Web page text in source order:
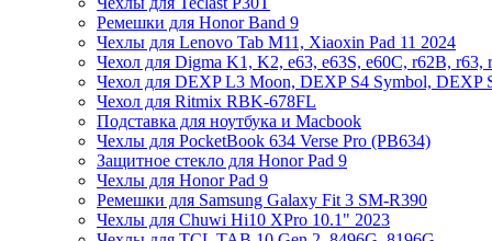
Ремешки для Honor Band 9
Чехлы для Lenovo Tab M11, Xiaoxin Pad 11 2024
Чехол для Digma K1, K2, e63, e63S, e60C, r62B, r63,
Чехол для DEXP L3 Moon, DEXP S4 Symbol, DEXP
Чехол для Ritmix RBK-678FL
Подставка для ноутбука и Macbook
Чехлы для PocketBook 634 Verse Pro (PB634)
Защитное стекло для Honor Pad 9
Чехлы для Honor Pad 9
Ремешки для Samsung Galaxy Fit 3 SM-R390
Чехлы для Chuwi Hi10 XPro 10.1" 2023